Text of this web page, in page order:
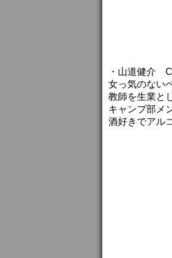
・山道健介
女っ気のない
教師を生業と
キャンプ部メ
酒好きでアル